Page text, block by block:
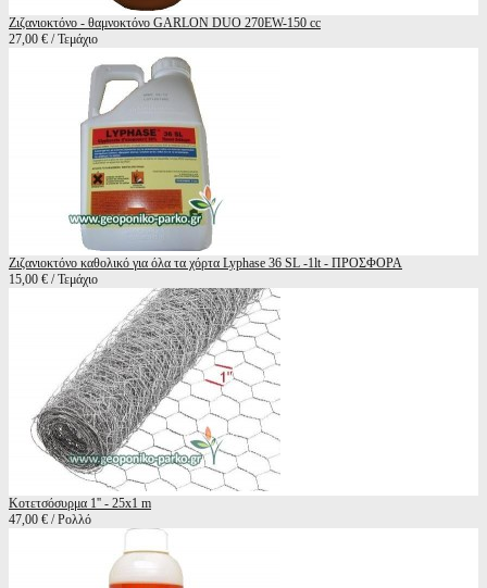
Ζιζανιοκτόνο - θαμνοκτόνο GARLON DUO 270EW-150 cc
27,00 € / Τεμάχιο
Ζιζανιοκτόνο καθολικό για όλα τα χόρτα Lyphase 36 SL -1lt - ΠΡΟΣΦΟΡΑ
15,00 € / Τεμάχιο
Κοτετσόσυρμα 1'' - 25x1 m
47,00 € / Ρολλό